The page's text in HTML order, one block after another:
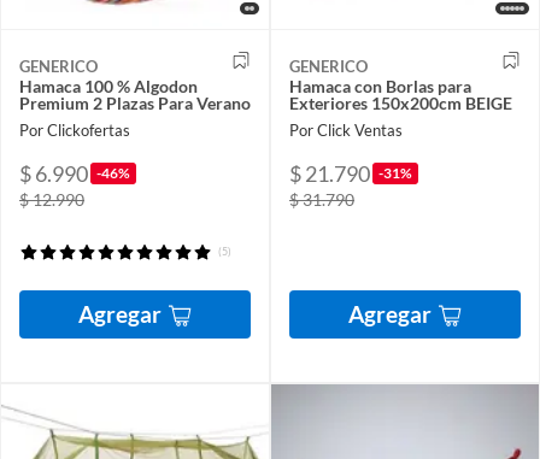
GENERICO
Hamaca 100 % Algodon
Premium 2 Plazas Para Verano
Por Clickofertas
$ 6.990 -46%
$ 12.990
(5)
Agregar
GENERICO
Hamaca con Borlas para
Exteriores 150x200cm BEIGE
Por Click Ventas
$ 21.790 -31%
$ 31.790
Agregar